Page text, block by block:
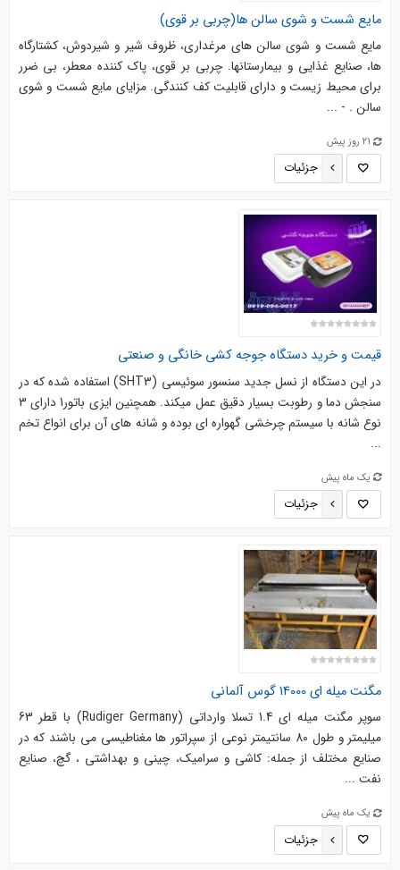
مایع شست و شوی سالن ها(چربی بر قوی)
مایع شست و شوی سالن های مرغداری، ظروف شیر و شیردوش، کشتارگاه
ها، صنایع غذایی و بیمارستانها. چربی بر قوی، پاک کننده معطر، بی ضرر
برای محیط زیست و دارای قابلیت کف کنندگی. مزاياي مايع شست و شوي
سالن . - ...
21 روز پیش
جزئیات
قیمت و خرید دستگاه جوجه کشی خانگی و صنعتی
در این دستگاه از نسل جدید سنسور سوئیسی (SHT3) استفاده شده که در
سنجش دما و رطوبت بسیار دقیق عمل میکند. همچنین ایزی باتور1 دارای 3
نوع شانه با سیستم چرخشی گهواره ای بوده و شانه های آن برای انواع تخم
...
یک ماه پیش
جزئیات
مگنت میله ای 14000 گوس آلمانی
سوپر مگنت میله ای 1.4 تسلا وارداتی (Rudiger Germany) با قطر 63
میلیمتر و طول 80 سانتیمتر نوعی از سپراتور ها مغناطیسی می باشند که در
صنایع مختلف از جمله: کاشی و سرامیک، چینی و بهداشتی ، گچ، صنایع
نفت ...
یک ماه پیش
جزئیات